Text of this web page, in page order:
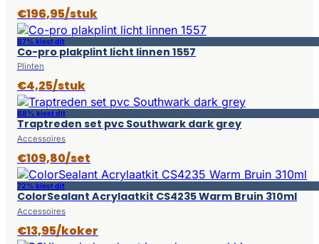
€196,95/stuk
87% kiest dit
Co-pro plakplint licht linnen 1557
Plinten
€4,25/stuk
68% kiest dit
Traptreden set pvc Southwark dark grey
Accessoires
€109,80/set
72% kiest dit
ColorSealant Acrylaatkit CS4235 Warm Bruin 310ml
Accessoires
€13,95/koker